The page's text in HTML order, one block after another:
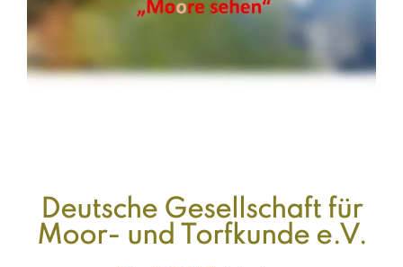
Deutsche Gesellschaft für
Moor- und Torfkunde e.V.